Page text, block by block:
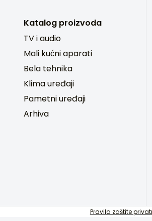
Katalog proizvoda
TV i audio
Mali kućni aparati
Bela tehnika
Klima uređaji
Pametni uređaji
Arhiva
Pravila zaštite